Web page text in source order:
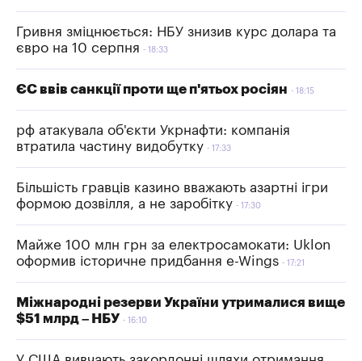
Гривня зміцнюється: НБУ знизив курс долара та
євро на 10 серпня
18:33
ЄС ввів санкції проти ще п'ятьох росіян 18:15
рф атакувала об'єкти Укрнафти: компанія
втратила частину видобутку
17:33
Більшість гравців казино вважають азартні ігри
формою дозвілля, а не заробітку
17:30
Майже 100 млн грн за електросамокати: Uklon
оформив історичне придбання e-Wings
17:21
Міжнародні резерви України утрималися вище
$51 млрд – НБУ
16:10